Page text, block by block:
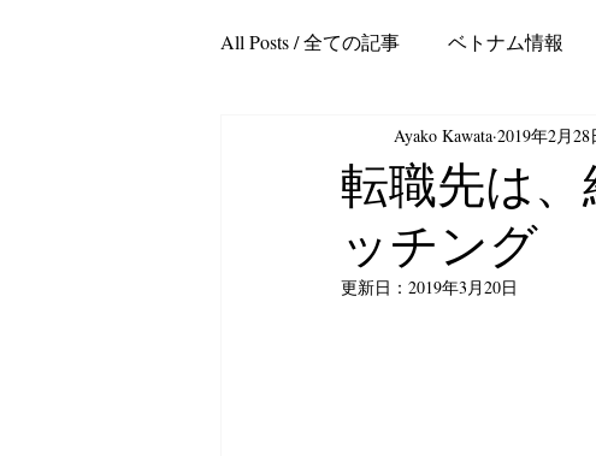
All Posts / 全ての記事 ベトナム情報
ベトナムビジネス
転職先は
ッチング
Ayako Kawata 2019年2月28
更新日： 2019年3月20日